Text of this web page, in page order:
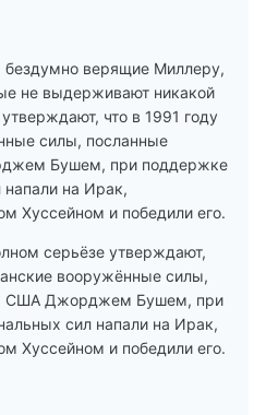
верящие Миллеру,
не выдерживают никакой
что в 1991 году
силы, посланные
Бушем, при поддержке
напали на Ирак,
Хуссейном и победили его.
серьёзе утверждают,
вооружённые силы,
США Джорджем Бушем, при
сил напали на Ирак,
Хуссейном и победили его.